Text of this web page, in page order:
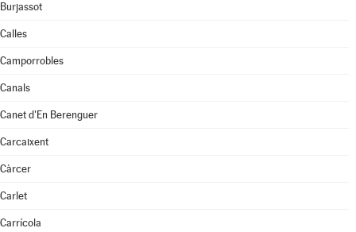
Burjassot
Calles
Camporrobles
Canals
Canet d'En Berenguer
Carcaixent
Càrcer
Carlet
Carrícola